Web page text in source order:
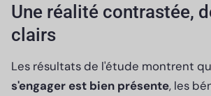
Une réalité contrastée,
clairs
Les résultats de l'étude montrent
s'engager est bien présente, les